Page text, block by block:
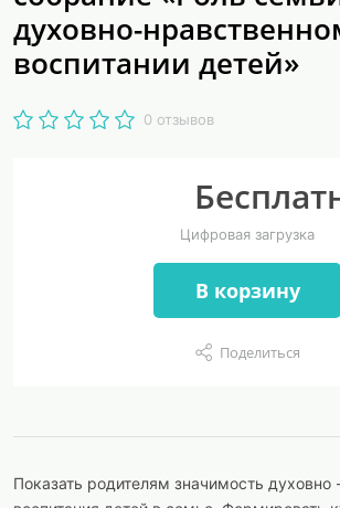
духовно-
воспитании детей»
0 отзывов
Цифровая загрузка
В корзину
Поделиться
Показать родителям значимость духовно